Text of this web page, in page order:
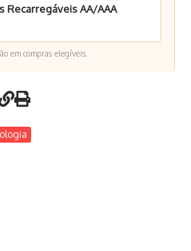
Recarregáveis AA/AAA
em compras elegíveis.